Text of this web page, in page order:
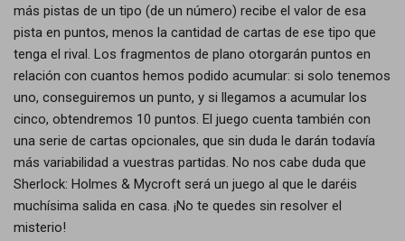
más pistas de un tipo (de un número) recibe el valor de esa
pista en puntos, menos la cantidad de cartas de ese tipo que
tenga el rival. Los fragmentos de plano otorgarán puntos en
relación con cuantos hemos podido acumular: si solo tenemos
uno, conseguiremos un punto, y si llegamos a acumular los
cinco, obtendremos 10 puntos. El juego cuenta también con
una serie de cartas opcionales, que sin duda le darán todavía
más variabilidad a vuestras partidas. No nos cabe duda que
Sherlock: Holmes & Mycroft será un juego al que le daréis
muchísima salida en casa. ¡No te quedes sin resolver el
misterio!